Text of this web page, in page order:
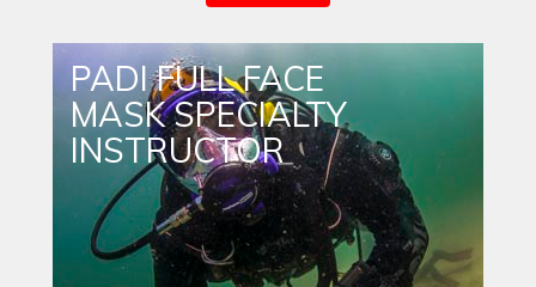
PADI FULL FACE
MASK SPECIALTY
INSTRUCTOR